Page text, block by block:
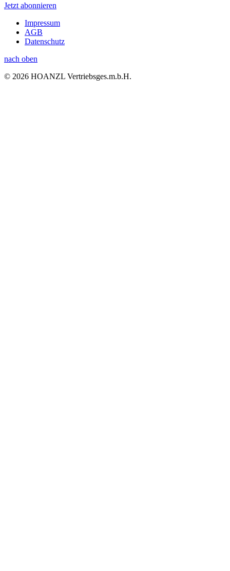
Jetzt abonnieren
Impressum
AGB
Datenschutz
nach oben
© 2026 HOANZL Vertriebsges.m.b.H.